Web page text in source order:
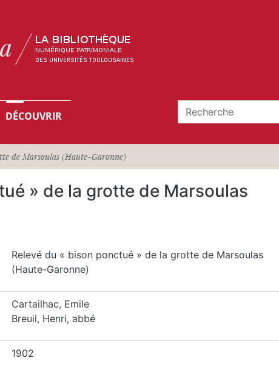
DÉCOUVRIR
de Marsoulas (Haute-Garonne)
» de la grotte de Marsoulas
Relevé du « bison ponctué » de la grotte de Marsoulas
(Haute-Garonne)
Cartailhac, Emile
Breuil, Henri, abbé
1902